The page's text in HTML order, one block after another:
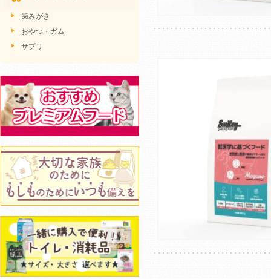
歯みがき
おやつ・ガム
サプリ